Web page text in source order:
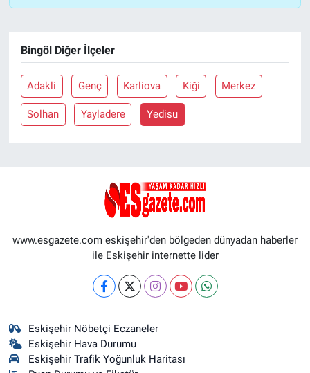
Bingöl Diğer İlçeler
Adakli Genç Karliova Kiği Merkez
Solhan Yayladere Yedisu
www.esgazete.com eskişehir'den bölgeden dünyadan haberler
ile Eskişehir internette lider
Eskişehir Nöbetçi Eczaneler
Eskişehir Hava Durumu
Eskişehir Trafik Yoğunluk Haritası
Bilim ve Teknoloji